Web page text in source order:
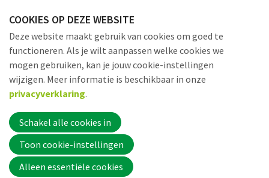
links
over
Jump
to
navigation
to
main
content
Dossiers Verdienmodellen Thema 1: Productie
Ondernemers halen meer
Word nu lid
COOKIES OP DEZE WEBSITE
Deze website maakt gebruik van cookies om goed te
functioneren. Als je wilt aanpassen welke cookies we
mogen gebruiken, kan je jouw cookie-instellingen
wijzigen. Meer informatie is beschikbaar in onze
privacyverklaring.
Schakel alle cookies in
Toon cookie-instellingen
Alleen essentiële cookies